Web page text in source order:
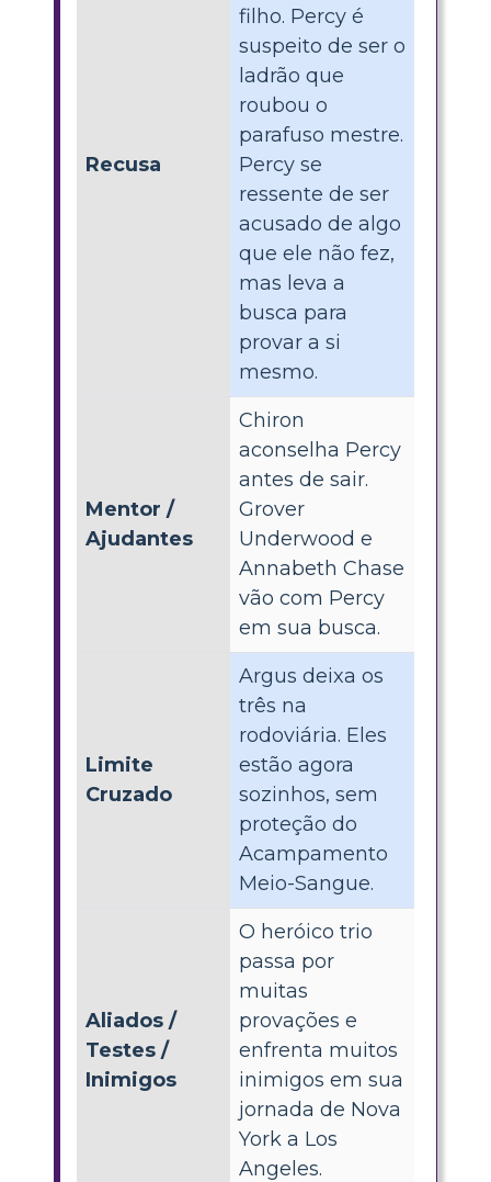
Recusa
filho. Percy é
suspeito de ser o
ladrão que
roubou o
parafuso mestre.
Percy se
ressente de ser
acusado de algo
que ele não fez,
mas leva a
busca para
provar a si
mesmo.
Mentor /
Ajudantes
Chiron
aconselha Percy
antes de sair.
Grover
Underwood e
Annabeth Chase
vão com Percy
em sua busca.
Limite
Cruzado
Argus deixa os
três na
rodoviária. Eles
estão agora
sozinhos, sem
proteção do
Acampamento
Meio-Sangue.
Aliados /
Testes /
Inimigos
O heróico trio
passa por
muitas
provações e
enfrenta muitos
inimigos em sua
jornada de Nova
York a Los
Angeles.